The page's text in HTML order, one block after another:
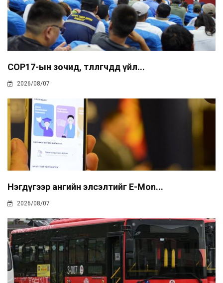
COP17-ын зочид, төлөөлөгчдөд үйл...
2026/08/07
Нэгдүгээр ангийн элсэлтийг E-Mon...
2026/08/07